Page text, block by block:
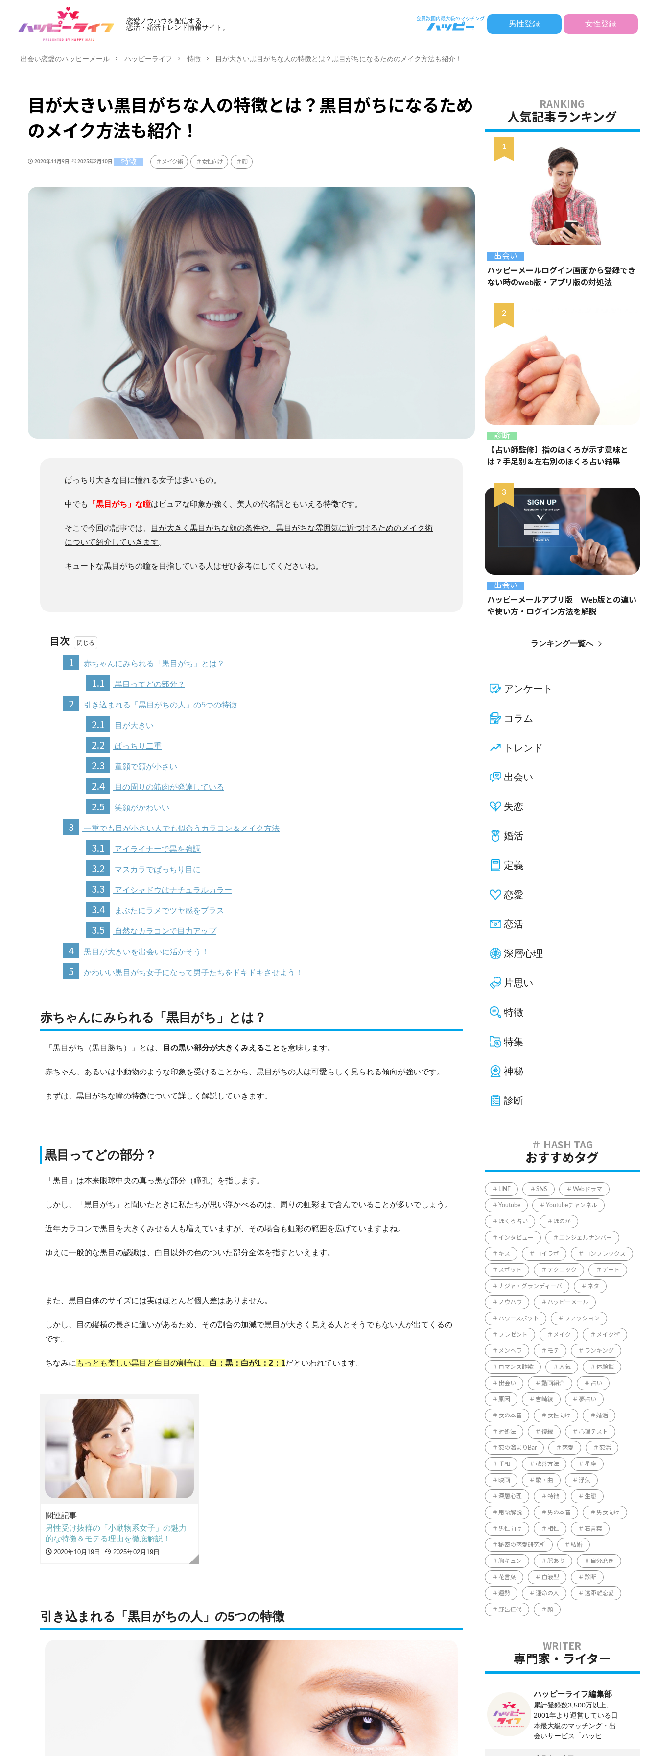
恋愛ノウハウを配信する
恋活・婚活トレンド情報サイト。
男性登録 女性登録
出会い恋愛のハッピーメール ハッピーライフ 特徴 目が大きい黒目がちな人の特徴とは？黒目がちになるためのメイク方法も紹介！
目が大きい黒目がちな人の特徴とは？黒目がちになるため
のメイク方法も紹介！
2020年11月9日 2025年2月10日 特徴 メイク術 女性向け 顔
ぱっちり大きな目に憧れる女子は多いもの。
中でも 「黒目がち」な瞳はピュアな印象が強く、美人の代名詞ともいえる特徴です。
そこで今回の記事では、
目が大きく黒目がちな顔の条件や、黒目がちな雰囲気に近づけるためのメイク術
について紹介していきます。
キュートな黒目がちの瞳を目指している人はぜひ参考にしてくださいね。
目次
1
赤ちゃんにみられる「黒目がち」とは？
1.1 黒目ってどの部分？
2 引き込まれる「黒目がちの人」の5つの特徴
2.1 目が大きい
2.2 ぱっちり二重
2.3 童顔で顔が小さい
2.4 目の周りの筋肉が発達している
2.5 笑顔がかわいい
3 一重でも目が小さい人でも似合うカラコン＆メイク方法
3.1 アイライナーで黒を強調
3.2 マスカラでぱっちり目に
3.3 アイシャドウはナチュラルカラー
3.4 まぶたにラメでツヤ感をプラス
3.5 自然なカラコンで目力アップ
4 黒目が大きいを出会いに活かそう！
5 かわいい黒目がち女子になって男子たちをドキドキさせよう！
赤ちゃんにみられる「黒目がち」とは？
「黒目がち（黒目勝ち）」とは、 目の黒い部分が大きくみえること を意味します。
赤ちゃん、あるいは小動物のような印象を受けることから、黒目がちの人は可愛らしく見られる傾向が強いです。
まずは、黒目がちな瞳の特徴について詳しく解説していきます。
黒目ってどの部分？
「黒目」は本来眼球中央の真っ黒な部分（瞳孔）を指します。
しかし、「黒目がち」と聞いたときに私たちが思い浮かべるのは、周りの虹彩まで含んでいることが多いでしょう。
近年カラコンで黒目を大きくみせる人も増えていますが、その場合も虹彩の範囲を広げていますよね。
ゆえに一般的な黒目の認識は、白目以外の色のついた部分全体を指すといえます。
また、 黒目自体のサイズには実はほとんど個人差はありません。
しかし、目の縦横の長さに違いがあるため、その割合の加減で黒目が大きく見える人とそうでもない人が出てくるの
です。
ちなみに もっとも美しい黒目と白目の割合は、 白：黒：白が1：2：1だといわれています。
関連記事
男性受け抜群の「小動物系女子」の魅力
的な特徴＆モテる理由を徹底解説！
2020年10月19日 2025年02月19日
引き込まれる「黒目がちの人」の5つの特徴
人気記事ランキング
出会い
ハッピーメールログイン画面から登録でき
ない時のweb版・アプリ版の対処法
診断
【占い師監修】指のほくろが示す意味と
は？手足別＆左右別のほくろ占い結果
出会い
ハッピーメールアプリ版｜Web版との違い
や使い方・ログイン方法を解説
ランキング一覧へ
アンケート
コラム
トレンド
出会い
失恋
婚活
定義
恋愛
恋活
深層心理
片思い
特徴
特集
神秘
診断
おすすめタグ
LINE SNS Webドラマ
Youtube Youtubeチャンネル
ほくろ占い ほのか
インタビュー エンジェルナンバー
キス コイラボ コンプレックス
スポット テクニック デート
ナジャ・グランディーバ ネタ
ノウハウ ハッピーメール
パワースポット ファッション
プレゼント メイク メイク術
メンヘラ モテ ランキング
ロマンス詐欺 人気 体験談
出会い 動画紹介 占い
原因 吉崎綾 夢占い
女の本音 女性向け 婚活
対処法 復縁 心理テスト
恋の溜まりBar 恋愛 恋活
手相 改善方法 星座
映画 歌・曲 浮気
深層心理 特徴 生態
用語解説 男の本音 男女向け
男性向け 相性 石言葉
秘密の恋愛研究所 結婚
胸キュン 脈あり 自分磨き
花言葉 血液型 診断
運勢 運命の人 遠距離恋愛
野呂佳代 顔
専門家・ライター
ハッピーライフ編集部
累計登録数3,500万以上、
2001年より運営している日
本最大級のマッチング・出
会いサービス「ハッピ...